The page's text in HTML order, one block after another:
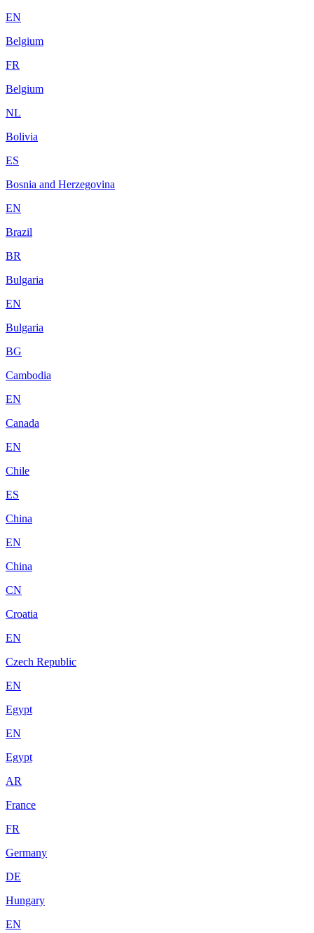
EN
Belgium
FR
Belgium
NL
Bolivia
ES
Bosnia and Herzegovina
EN
Brazil
BR
Bulgaria
EN
Bulgaria
BG
Cambodia
EN
Canada
EN
Chile
ES
China
EN
China
CN
Croatia
EN
Czech Republic
EN
Egypt
EN
Egypt
AR
France
FR
Germany
DE
Hungary
EN